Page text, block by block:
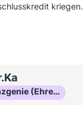
kriegen.
Finanzgenie (Ehrenmitglied)